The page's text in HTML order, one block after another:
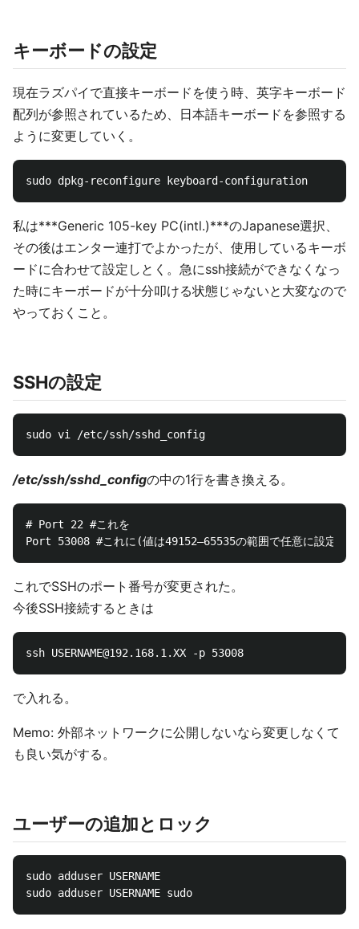
キーボードの設定
現在ラズパイで直接キーボードを使う時、英字キーボード
配列が参照されているため、日本語キーボードを参照する
ように変更していく。
私は***Generic 105-key PC(intl.)***のJapanese選択、
その後はエンター連打でよかったが、使用しているキーボ
ードに合わせて設定しとく。急にssh接続ができなくなっ
た時にキーボードが十分叩ける状態じゃないと大変なので
やっておくこと。
SSHの設定
/etc/ssh/sshd_configの中の1行を書き換える。
# Port 22 #これを
これでSSHのポート番号が変更された。
今後SSH接続するときは
で入れる。
Memo: 外部ネットワークに公開しないなら変更しなくて
も良い気がする。
ユーザーの追加とロック
sudo adduser USERNAME